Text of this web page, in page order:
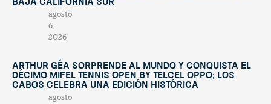
Baja California Sur
agosto
6,
2026
Arthur Géa sorprende al mundo y conquista el
décimo Mifel Tennis Open by Telcel OPPO; Los
Cabos celebra una edición histórica
agosto